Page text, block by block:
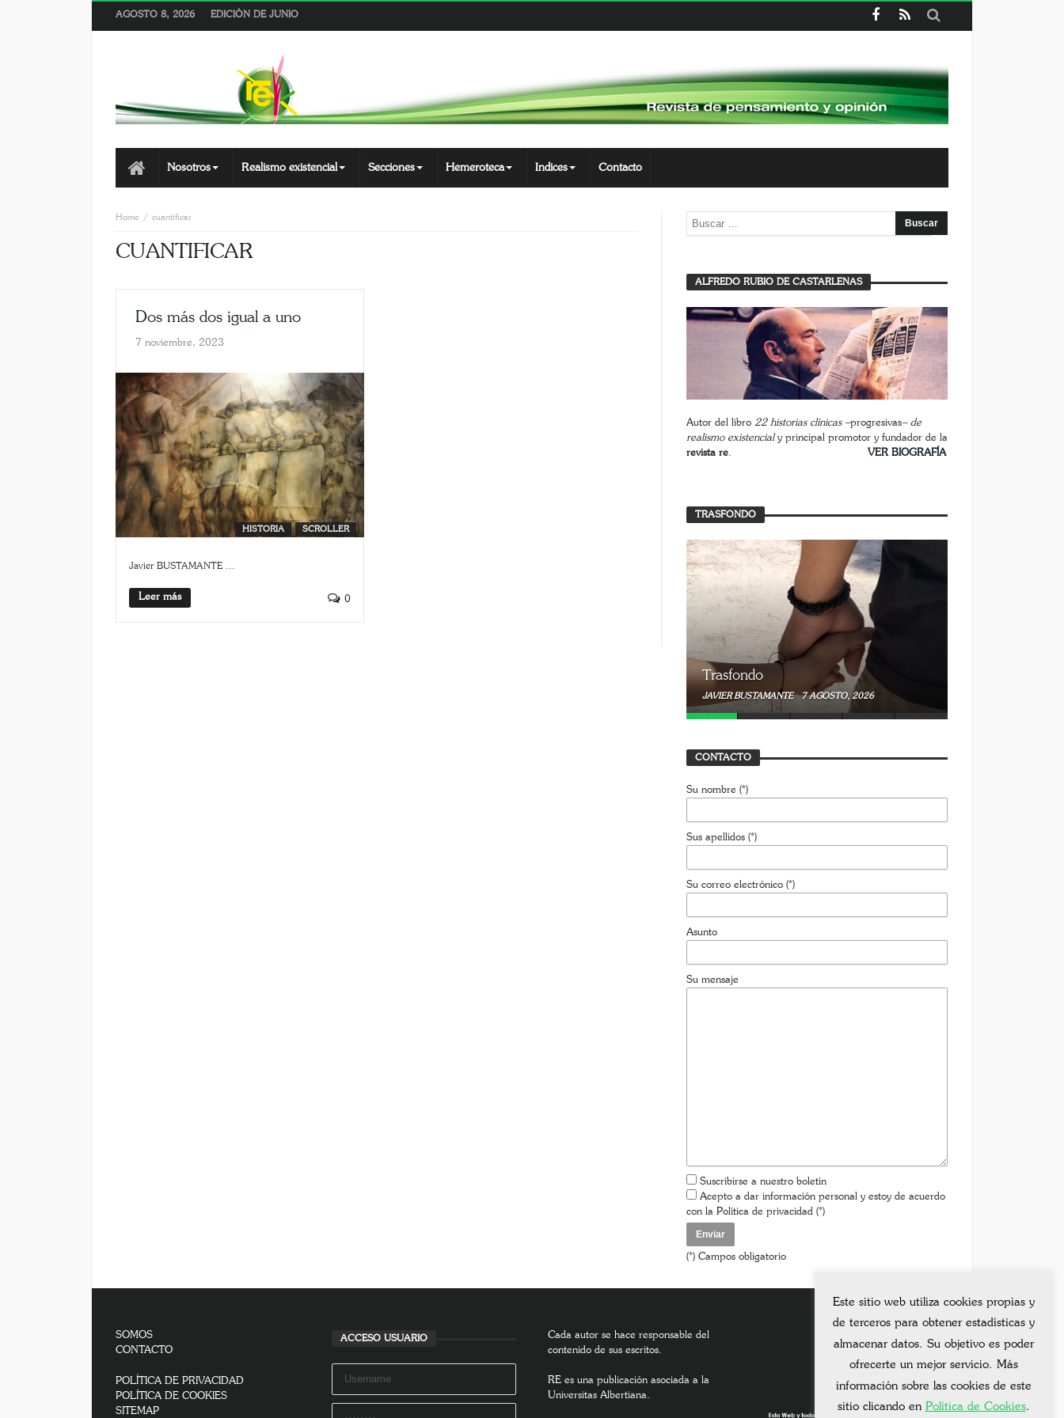
AGOSTO 8, 2026 EDICIÓN DE JUNIO
Nosotros Realismo existencial Secciones Hemeroteca Indices Contacto
Home cuantificar
CUANTIFICAR
Dos más dos igual a uno
7 noviembre, 2023
HISTORIA SCROLLER
Javier BUSTAMANTE ...
Leer más 0
ALFREDO RUBIO DE CASTARLENAS
Autor del libro 22 historias clínicas –progresivas– de
realismo existencialy principal promotor y fundador de la
revista re. VER BIOGRAFÍA
TRASFONDO
Trasfondo
JAVIER BUSTAMANTE 7 AGOSTO, 2026
CONTACTO
Su nombre (*)
Sus apellidos (*)
Su correo electrónico (*)
Asunto
Su mensaje
Suscribirse a nuestro boletín
Acepto a dar información personal y estoy de acuerdo
con la Política de privacidad(*)
(*) Campos obligatorio
SOMOS
CONTACTO
POLÍTICA DE PRIVACIDAD
POLÍTICA DE COOKIES
SITEMAP
ACCESO USUARIO
Cada autor se hace responsable del
contenido de sus escritos.
RE es una publicación asociada a la
Universitas Albertiana.
Este sitio web utiliza cookies propias y
de terceros para obtener estadísticas y
almacenar datos. Su objetivo es poder
ofrecerte un mejor servicio. Más
información sobre las cookies de este
sitio clicando en Política de Cookies.